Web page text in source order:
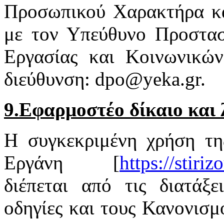
Προσωπικού Χαρακτήρα
με τον Υπεύθυνο
Εργασίας και
διεύθυνση: dpo@yeka.gr.
9.Εφαρμοστέο δίκαιο και
Η συγκεκριμένη χρήση
Εργάνη [https://
διέπεται από τις
οδηγίες και τους